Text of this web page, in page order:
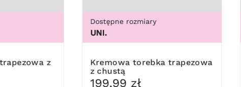
Dostępne rozmiary
UNI.
Kremowa torebka trapezowa
z chustą
199,99 zł